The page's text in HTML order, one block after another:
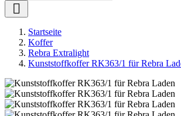

Startseite
Koffer
Rebra Extralight
Kunststoffkoffer RK363/1 für Rebra